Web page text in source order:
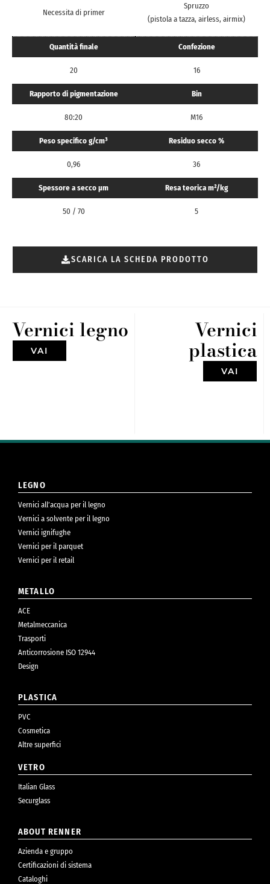
Necessita di primer
Spruzzo
(pistola a tazza, airless, airmix)
Quantità finale
20
Confezione
16
Rapporto di pigmentazione
80:20
Bin
M16
Peso specifico g/cm³
0,96
Residuo secco %
36
Spessore a secco μm
50 / 70
Resa teorica m²/kg
5
SCARICA LA SCHEDA PRODOTTO
Vernici legno
VAI
Vernici
plastica
VAI
LEGNO
Vernici all’acqua per il legno
Vernici a solvente per il legno
Vernici ignifughe
Vernici per il parquet
Vernici per il retail
METALLO
ACE
Metalmeccanica
Trasporti
Anticorrosione ISO 12944
Design
PLASTICA
PVC
Cosmetica
Altre superfici
VETRO
Italian Glass
Securglass
ABOUT RENNER
Azienda e gruppo
Certificazioni di sistema
Cataloghi